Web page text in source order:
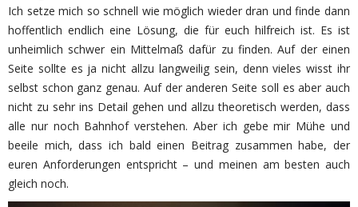
Ich setze mich so schnell wie möglich wieder dran und finde dann
hoffentlich endlich eine Lösung, die für euch hilfreich ist. Es ist
unheimlich schwer ein Mittelmaß dafür zu finden. Auf der einen
Seite sollte es ja nicht allzu langweilig sein, denn vieles wisst ihr
selbst schon ganz genau. Auf der anderen Seite soll es aber auch
nicht zu sehr ins Detail gehen und allzu theoretisch werden, dass
alle nur noch Bahnhof verstehen. Aber ich gebe mir Mühe und
beeile mich, dass ich bald einen Beitrag zusammen habe, der
euren Anforderungen entspricht – und meinen am besten auch
gleich noch.